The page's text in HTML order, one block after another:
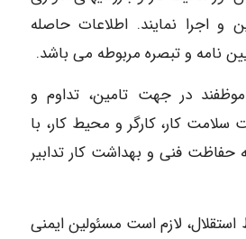
و اجرا نمایند. اطلاعات حاصله
موظفند در جهت تامین، تداوم و
سلامت کار، کارگر و محیط کار، با
فنی و بهداشت کار تدابیر
لازم است مسئولین ایمنی